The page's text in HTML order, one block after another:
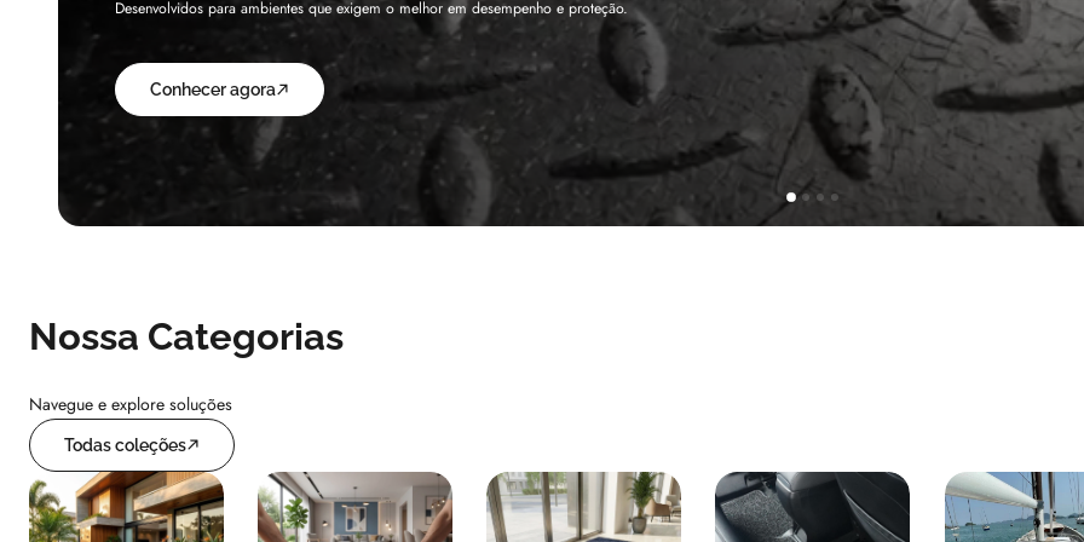
Fabricado sob medida em Nylon de alta resistência, o Liftkap protege sua cabine sem deixar nenhuma marca.
Conhecer agora
Nossa Categorias
Navegue e explore soluções
Todas coleções